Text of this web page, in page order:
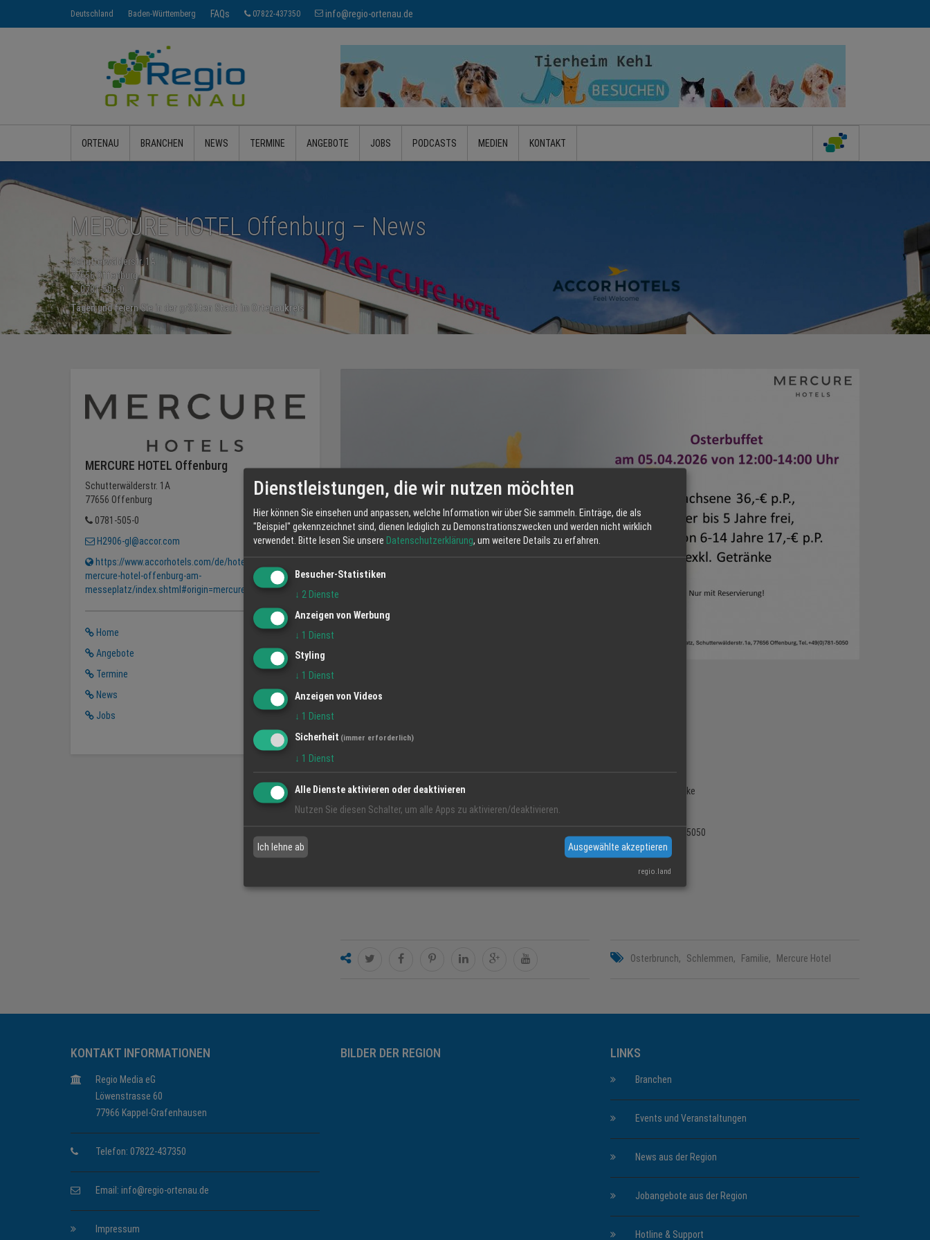
Deutschland Baden-Württemberg FAQs 07822-437350 info@regio-ortenau.de
ORTENAU BRANCHEN NEWS TERMINE ANGEBOTE JOBS PODCASTS MEDIEN KONTAKT
MERCURE HOTEL Offenburg – News
Schutterwälderstr. 1A
77656 Offenburg
0781-505-0
Tagen und feiern Sie in der größten Stadt im Ortenaukreis
MERCURE HOTEL Offenburg
Schutterwälderstr. 1A
77656 Offenburg
0781-505-0
H2906-gl@accor.com
https://www.accorhotels.com/de/hotel-2906-
mercure-hotel-offenburg-am-
messeplatz/index.shtml#origin=mercure
Home
Angebote
Termine
News
Jobs
Kinder von 6-14 Jahre 17,00 € p.P., exkl. Getränke
Tischreservierungen nehmen wir unter: Tel. 0781-5050
oder: E-mail: h2906@accor.com an.
Osterbrunch Schlemmen Familie Mercure Hotel
KONTAKT INFORMATIONEN
Regio Media eG
Löwenstrasse 60
77966 Kappel-Grafenhausen
Telefon: 07822-437350
Email: info@regio-ortenau.de
Impressum
BILDER DER REGION LINKS
Branchen
Events und Veranstaltungen
News aus der Region
Jobangebote aus der Region
Hotline & Support
Dienstleistungen, die wir nutzen möchten
Hier können Sie einsehen und anpassen, welche Information wir über Sie sammeln. Einträge, die als
"Beispiel" gekennzeichnet sind, dienen lediglich zu Demonstrationszwecken und werden nicht wirklich
verwendet. Bitte lesen Sie unsere Datenschutzerklärung, um weitere Details zu erfahren.
Besucher-Statistiken
↓ 2 Dienste
Anzeigen von Werbung
↓ 1 Dienst
Styling
↓ 1 Dienst
Anzeigen von Videos
↓ 1 Dienst
Sicherheit (immer erforderlich)
↓ 1 Dienst
Alle Dienste aktivieren oder deaktivieren
Nutzen Sie diesen Schalter, um alle Apps zu aktivieren/deaktivieren.
Ich lehne ab Ausgewählte akzeptieren
regio.land